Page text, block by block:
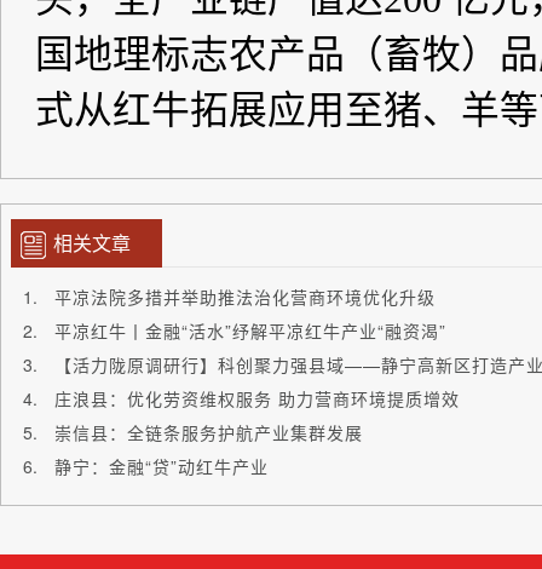
相关文章
平凉法院多措并举助推法治化营商环境优化升级
平凉红牛丨金融“活水”纾解平凉红牛产业“融资渴”
【活力陇原调研行】科创聚力强县域——静宁高新区打造产
庄浪县：优化劳资维权服务 助力营商环境提质增效
崇信县：全链条服务护航产业集群发展
静宁：金融“贷”动红牛产业